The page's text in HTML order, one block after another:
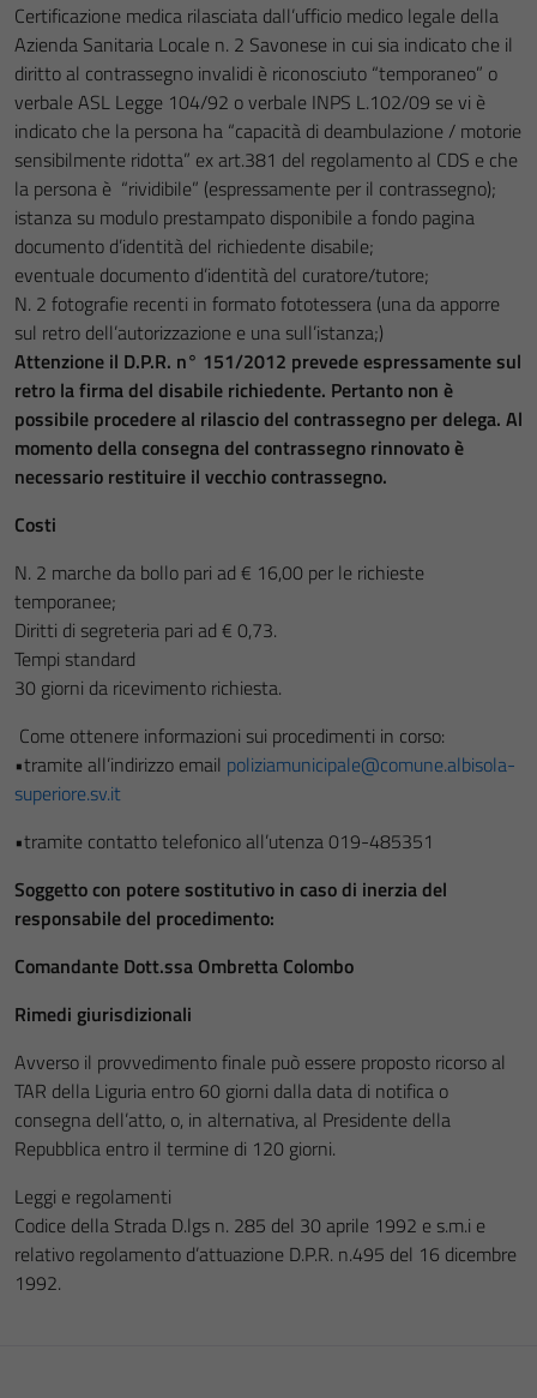
Certificazione medica rilasciata dall’ufficio medico legale della
Azienda Sanitaria Locale n. 2 Savonese in cui sia indicato che il
diritto al contrassegno invalidi è riconosciuto “temporaneo” o
verbale ASL Legge 104/92 o verbale INPS L.102/09 se vi è
indicato che la persona ha “capacità di deambulazione / motorie
sensibilmente ridotta” ex art.381 del regolamento al CDS e che
la persona è “rividibile” (espressamente per il contrassegno);
istanza su modulo prestampato disponibile a fondo pagina
documento d’identità del richiedente disabile;
eventuale documento d’identità del curatore/tutore;
N. 2 fotografie recenti in formato fototessera (una da apporre
sul retro dell’autorizzazione e una sull’istanza;)
Attenzione il D.P.R. n° 151/2012 prevede espressamente sul
retro la firma del disabile richiedente. Pertanto non è
possibile procedere al rilascio del contrassegno per delega. Al
momento della consegna del contrassegno rinnovato è
necessario restituire il vecchio contrassegno.
Costi
N. 2 marche da bollo pari ad € 16,00 per le richieste
temporanee;
Diritti di segreteria pari ad € 0,73.
Tempi standard
30 giorni da ricevimento richiesta.
Come ottenere informazioni sui procedimenti in corso:
•tramite all’indirizzo email poliziamunicipale@comune.albisola-
superiore.sv.it
•tramite contatto telefonico all’utenza 019-485351
Soggetto con potere sostitutivo in caso di inerzia del
responsabile del procedimento:
Comandante Dott.ssa Ombretta Colombo
Rimedi giurisdizionali
Avverso il provvedimento finale può essere proposto ricorso al
TAR della Liguria entro 60 giorni dalla data di notifica o
consegna dell’atto, o, in alternativa, al Presidente della
Repubblica entro il termine di 120 giorni.
Leggi e regolamenti
Codice della Strada D.lgs n. 285 del 30 aprile 1992 e s.m.i e
relativo regolamento d’attuazione D.P.R. n.495 del 16 dicembre
1992.